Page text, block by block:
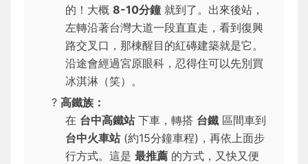
的！大概 8-10分鐘 就到了。出來後站，
左轉沿著台灣大道一段直直走，看到復興
路交叉口，那棟醒目的紅磚建築就是它。
沿途會經過宮原眼科，忍得住可以先別買
冰淇淋（笑）。
? 高鐵族：
在 台中高鐵站下車，轉搭 台鐵 區間車到
台中火車站(約15分鐘車程)，再依上面步
行方式。這是 最推薦 的方式，又快又便